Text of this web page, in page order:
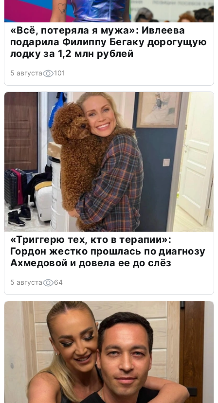
«Всё, потеряла я мужа»: Ивлеева
подарила Филиппу Бегаку дорогущую
лодку за 1,2 млн рублей
5 августа 101
«Триггерю тех, кто в терапии»:
Гордон жестко прошлась по диагнозу
Ахмедовой и довела ее до слёз
5 августа 64